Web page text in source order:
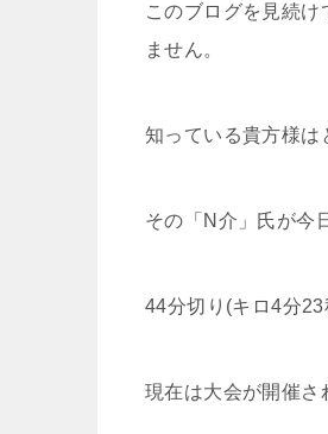
このブログを見続
ません。
知っている貴方様は
その「N介」氏が今
44分切り(キロ4分23
現在は大会が開催さ